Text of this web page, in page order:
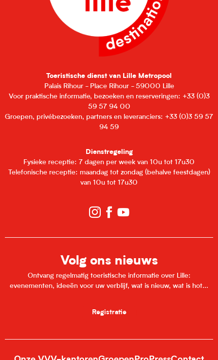
Toeristische dienst van Lille Metropool
Palais Rihour - Place Rihour - 59000 Lille
Voor praktische informatie, bezoeken en reserveringen: +33 (0)3
59 57 94 00
Groepen, privébezoeken, partners en leveranciers: +33 (0)3 59 57
94 59
Dienstregeling
Fysieke receptie: 7 dagen per week van 10u tot 17u30
Telefonische receptie: maandag tot zondag (behalve feestdagen)
van 10u tot 17u30
Volg ons nieuws
Ontvang regelmatig toeristische informatie over Lille:
evenementen, ideeën voor uw verblijf, wat is nieuw, wat is hot...
Registratie